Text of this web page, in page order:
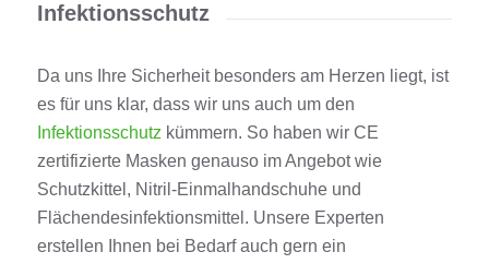
Infektionsschutz
Da uns Ihre Sicherheit besonders am Herzen liegt, ist
es für uns klar, dass wir uns auch um den
Infektionsschutz kümmern. So haben wir CE
zertifizierte Masken genauso im Angebot wie
Schutzkittel, Nitril-Einmalhandschuhe und
Flächendesinfektionsmittel. Unsere Experten
erstellen Ihnen bei Bedarf auch gern ein